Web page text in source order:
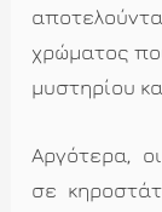
χρώματος
μυστηρίου
Αργότερα,
σε